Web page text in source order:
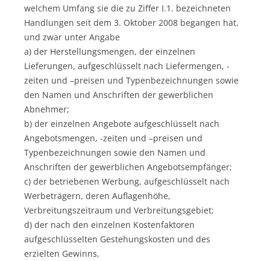
welchem Umfang sie die zu Ziffer I.1. bezeichneten
Handlungen seit dem 3. Oktober 2008 begangen hat,
und zwar unter Angabe
a) der Herstellungsmengen, der einzelnen
Lieferungen, aufgeschlüsselt nach Liefermengen, -
zeiten und –preisen und Typenbezeichnungen sowie
den Namen und Anschriften der gewerblichen
Abnehmer;
b) der einzelnen Angebote aufgeschlüsselt nach
Angebotsmengen, -zeiten und –preisen und
Typenbezeichnungen sowie den Namen und
Anschriften der gewerblichen Angebotsempfänger;
c) der betriebenen Werbung, aufgeschlüsselt nach
Werbeträgern, deren Auflagenhöhe,
Verbreitungszeitraum und Verbreitungsgebiet;
d) der nach den einzelnen Kostenfaktoren
aufgeschlüsselten Gestehungskosten und des
erzielten Gewinns,